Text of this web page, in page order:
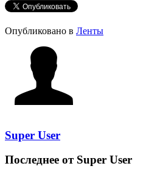
Опубликовано в Ленты
Super User
Последнее от Super User